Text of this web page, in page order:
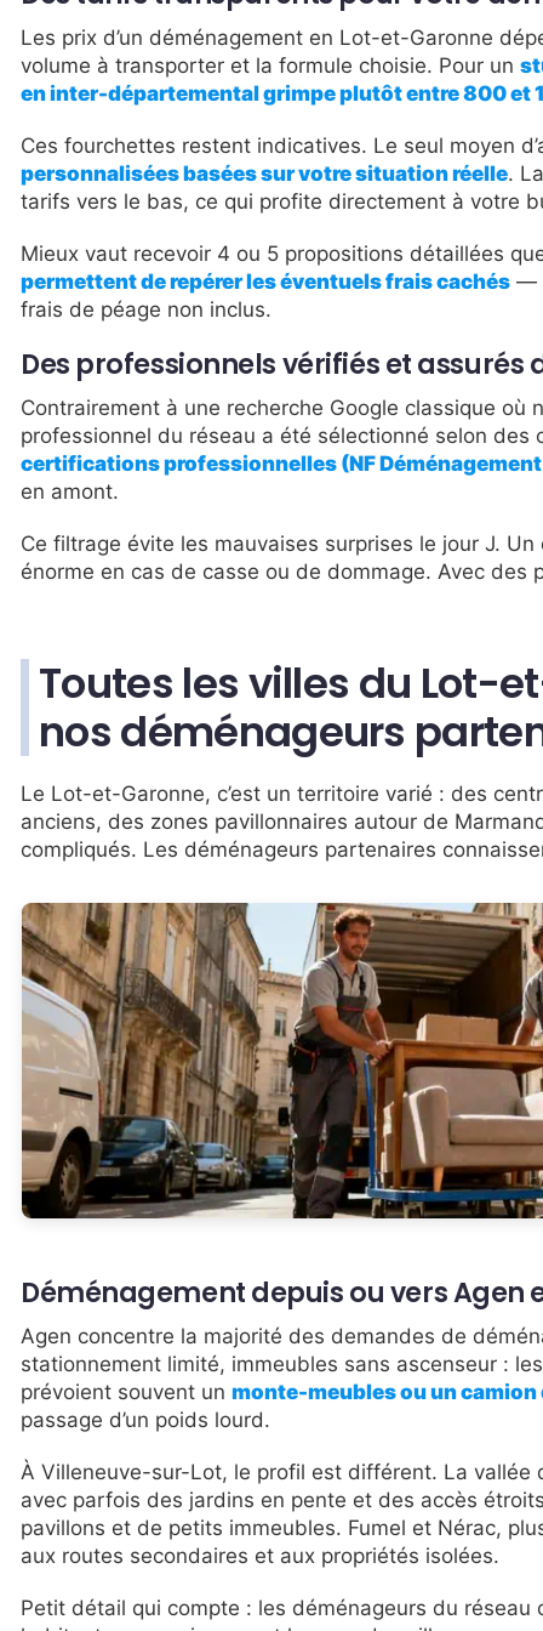
Les prix d’un déménagement en Lot-et-Garonne
volume à transporter et la formule choisie. Pour un
en inter-départemental grimpe plutôt entre 800 et
Ces fourchettes restent indicatives. Le seul moyen
personnalisées basées sur votre situation réelle.
tarifs vers le bas, ce qui profite directement à votre
Mieux vaut recevoir 4 ou 5 propositions détaillées
permettent de repérer les éventuels frais cachés —
frais de péage non inclus.
Des professionnels vérifiés et assurés
Contrairement à une recherche Google classique où
professionnel du réseau a été sélectionné selon
certifications professionnelles (NF
en amont.
Ce filtrage évite les mauvaises surprises le jour J.
énorme en cas de casse ou de dommage. Avec
Toutes les villes du Lot-
nos déménageurs
Le Lot-et-Garonne, c’est un territoire varié : des
anciens, des zones pavillonnaires autour de
compliqués. Les déménageurs partenaires
Déménagement depuis ou vers Agen
Agen concentre la majorité des demandes de
stationnement limité, immeubles sans ascenseur :
prévoient souvent un monte-meubles ou un camion
passage d’un poids lourd.
À Villeneuve-sur-Lot, le profil est différent. La
avec parfois des jardins en pente et des accès
pavillons et de petits immeubles. Fumel et Nérac,
aux routes secondaires et aux propriétés isolées.
Petit détail qui compte : les déménageurs du